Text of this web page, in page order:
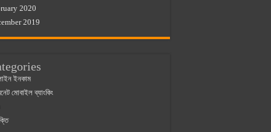
2020
2019
ইনকাম
মোবাইল ব্যাংকিং